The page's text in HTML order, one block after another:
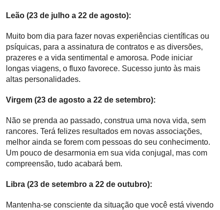
Leão (23 de julho a 22 de agosto):
Muito bom dia para fazer novas experiências científicas ou
psíquicas, para a assinatura de contratos e as diversões,
prazeres e a vida sentimental e amorosa. Pode iniciar
longas viagens, o fluxo favorece. Sucesso junto às mais
altas personalidades.
Virgem (23 de agosto a 22 de setembro):
Não se prenda ao passado, construa uma nova vida, sem
rancores. Terá felizes resultados em novas associações,
melhor ainda se forem com pessoas do seu conhecimento.
Um pouco de desarmonia em sua vida conjugal, mas com
compreensão, tudo acabará bem.
Libra (23 de setembro a 22 de outubro):
Mantenha-se consciente da situação que você está vivendo